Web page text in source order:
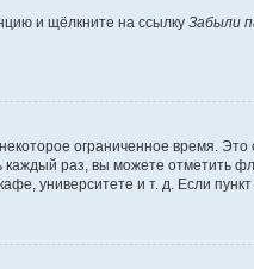
и щёлкните на ссылку Забыли
ограниченное время. Это
каждый раз, вы можете отметить
университете и т. д. Если пункт